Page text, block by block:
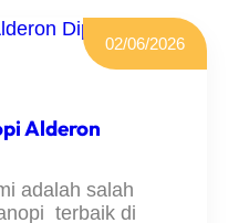
02/06/2026
Alderon
adalah salah
terbaik di